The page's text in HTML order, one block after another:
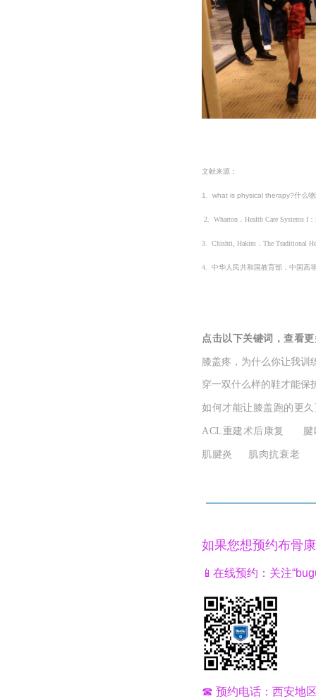
文献来源：
1. what is physical therapy?什么
2. Wharton ． Health Care Systems I ：
3. Chishti, Hakim ． The Traditional
4. 中华人民共和国教育部．中国高
点击以下关键词，查看
膝盖疼，为什么你让我训
穿一双什么样的鞋才能保
如何才能让膝盖跑的更
ACL重建术后康复
肌腱炎 肌肉抗衰老
如果您想预约布骨
📱 在线预约：关注
☎ 预约电话：西安地